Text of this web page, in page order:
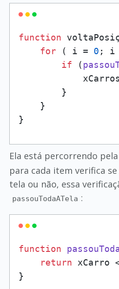
function
for ( i = 0 ; i
if (
        }
    }
}
Ela está percorrendo
para cada item verifica
tela ou não, essa
passouTodaATela :
function
return xCarro
}